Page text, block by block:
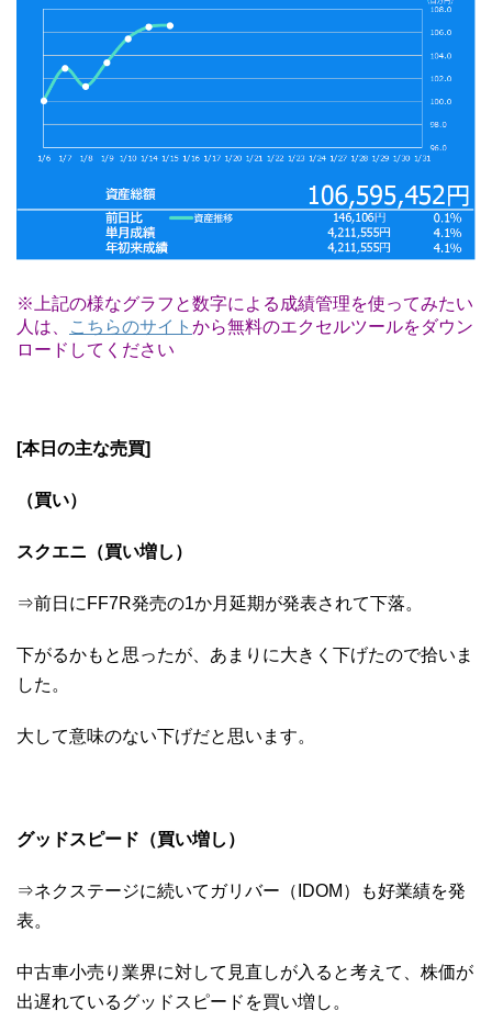
※上記の様なグラフと数字による成績管理を使ってみたい
人は、
こちらのサイト から無料のエクセルツールをダウン
ロードしてください
[本日の主な売買]
（買い）
スクエニ（買い増し）
⇒前日にFF7R発売の1か月延期が発表されて下落。
下がるかもと思ったが、あまりに大きく下げたので拾いま
した。
大して意味のない下げだと思います。
グッドスピード（買い増し ）
⇒ネクステージに続いてガリバー（IDOM）も好業績を発
表。
中古車小売り業界に対して見直しが入ると考えて、株価が
出遅れているグッドスピードを買い増し。